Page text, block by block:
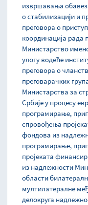
извршавања
о стабилизацији и
преговора о
координација рада
Министарство
улогу водеће
преговора о
преговарачких
Министарства за
Србије у процесу
програмирање,
спровођења
фондова из
програмирање,
пројеката
из надлежности
области
мултилатералне
делокруга